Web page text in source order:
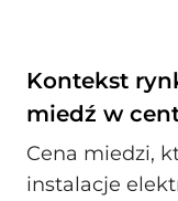
Kontekst
miedź w
Cena miedzi,
instalacje